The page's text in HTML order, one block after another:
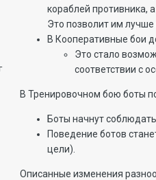
кораблей противника,
Это позволит им
В Кооперативные бои
Это стало
соответствии с
В Тренировочном бою боты
Боты начнут
Поведение ботов
цели).
Описанные изменения